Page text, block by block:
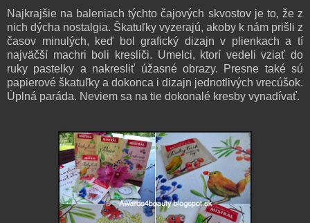
Najkrajšie na baleniach týchto čajových skvostov je to, že z
nich dýcha nostalgia. Škatuľky vyzerajú, akoby k nám prišli z
časov minulých, keď bol grafický dizajn v plienkach a tí
najväčší machri boli kresliči. Umelci, ktorí vedeli vziať do
ruky pastelky a nakresliť úžasné obrazy. Presne také sú
papierové škatuľky a dokonca i dizajn jednotlivých vrecúšok.
Úplná paráda. Neviem sa na tie dokonalé kresby vynadívať.